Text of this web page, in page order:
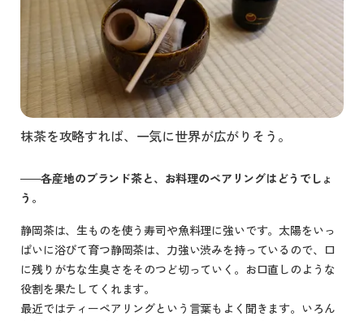
抹茶を攻略すれば、一気に世界が広がりそう。
各産地のブランド茶と、お料理のペアリングはどうでしょ
う。
静岡茶は、生ものを使う寿司や魚料理に強いです。太陽をいっ
ぱいに浴びて育つ静岡茶は、力強い渋みを持っているので、口
に残りがちな生臭さをそのつど切っていく。お口直しのような
役割を果たしてくれます。
最近ではティーペアリングという言葉もよく聞きます。いろん